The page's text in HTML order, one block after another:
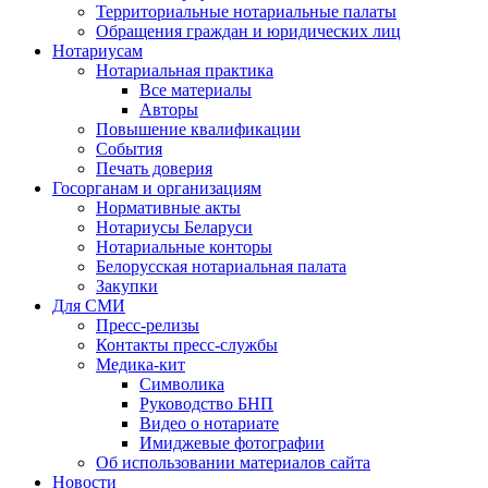
Территориальные нотариальные палаты
Обращения граждан и юридических лиц
Нотариусам
Нотариальная практика
Все материалы
Авторы
Повышение квалификации
События
Печать доверия
Госорганам и организациям
Нормативные акты
Нотариусы Беларуси
Нотариальные конторы
Белорусская нотариальная палата
Закупки
Для СМИ
Пресс-релизы
Контакты пресс-службы
Медика-кит
Символика
Руководство БНП
Видео о нотариате
Имиджевые фотографии
Об использовании материалов сайта
Новости